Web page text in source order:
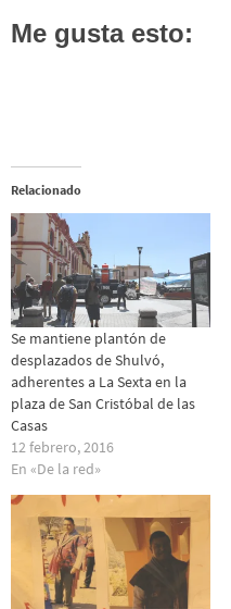
Me gusta esto:
Relacionado
Se mantiene plantón de
desplazados de Shulvó,
adherentes a La Sexta en la
plaza de San Cristóbal de las
Casas
12 febrero, 2016
En «De la red»